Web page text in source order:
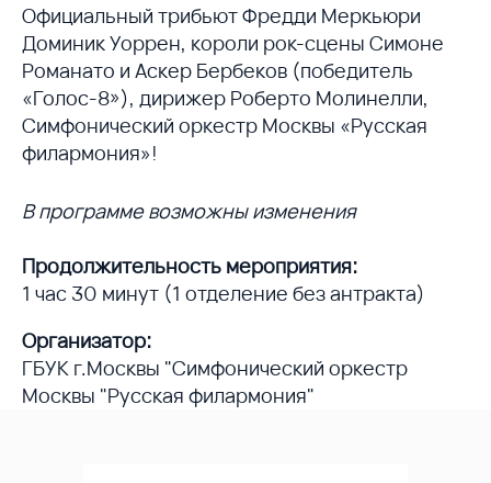
Официальный трибьют Фредди Меркьюри
Доминик Уоррен, короли рок-сцены Симоне
Романато и Аскер Бербеков (победитель
«Голос-8»), дирижер Роберто Молинелли,
Симфонический оркестр Москвы «Русская
филармония»!
В программе возможны изменения
Продолжительность мероприятия:
1 час 30 минут (1 отделение без антракта)
Организатор:
ГБУК г.Москвы "Симфонический оркестр
Москвы "Русская филармония"